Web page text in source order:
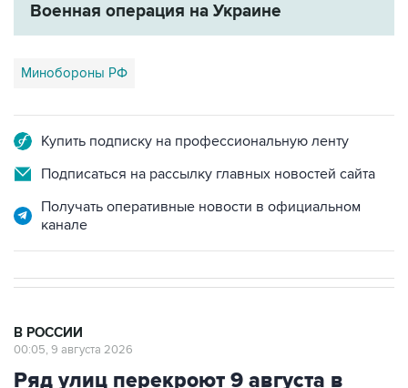
Военная операция на Украине
Минобороны РФ
Купить подписку на профессиональную ленту
Подписаться на рассылку главных новостей сайта
Получать оперативные новости в официальном
канале
В РОССИИ
00:05, 9 августа 2026
Ряд улиц перекроют 9 августа в